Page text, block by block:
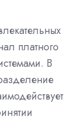
платного
В